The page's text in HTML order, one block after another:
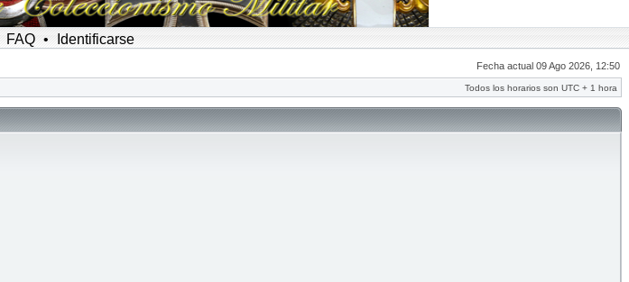
FAQ • Identificarse
Fecha actual 09 Ago 2026, 12:50
Todos los horarios son UTC + 1 hora